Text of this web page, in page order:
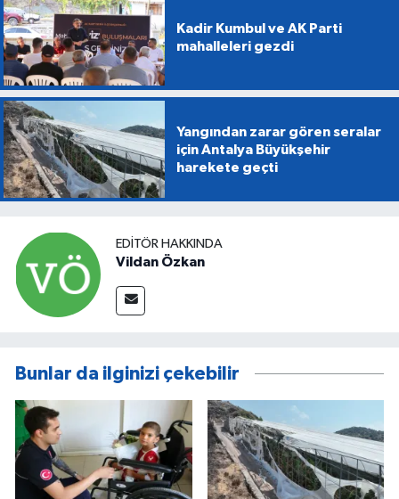
Kadir Kumbul ve AK Parti
mahalleleri gezdi
Yangından zarar gören seralar
için Antalya Büyükşehir
harekete geçti
EDITÖR HAKKINDA
Vildan Özkan
Bunlar da ilginizi çekebilir